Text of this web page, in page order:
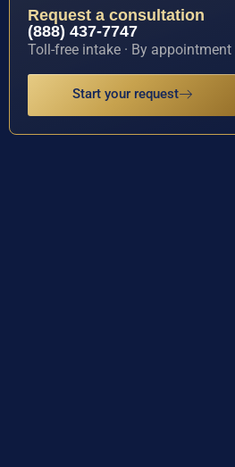
Request a consultation
(888) 437-7747
Toll-free intake · By appointment
Start your request